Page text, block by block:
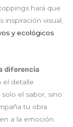
hará que
inspiración visual,
y ecológicos
diferencia
el detalle
solo el sabor, sino
tu obra
a la emoción.